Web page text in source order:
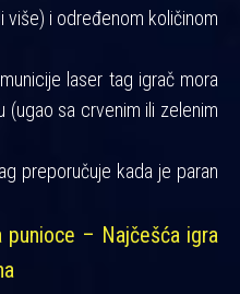
više) i određenom količinom
laser tag igrač mora
(ugao sa crvenim ili zelenim
preporučuje kada je paran
– Najčešća igra